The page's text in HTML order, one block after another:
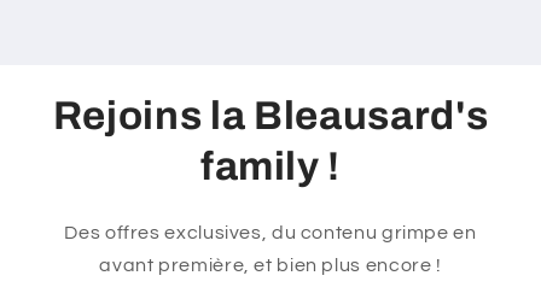
Rejoins la Bleausard's
family !
Des offres exclusives, du contenu grimpe en
avant première, et bien plus encore !